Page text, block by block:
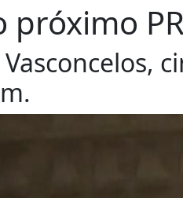
próximo